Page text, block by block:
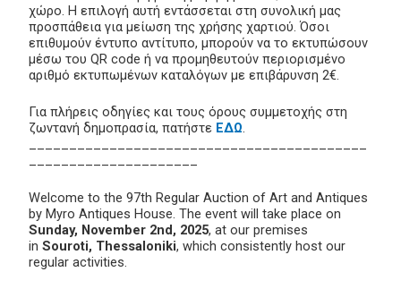
χώρο. Η επιλογή αυτή εντάσσεται στη συνολική μας
προσπάθεια για μείωση της χρήσης χαρτιού. Όσοι
επιθυμούν έντυπο αντίτυπο, μπορούν να το εκτυπώσουν
μέσω του QR code ή να προμηθευτούν περιορισμένο
αριθμό εκτυπωμένων καταλόγων με επιβάρυνση 2€.
Για πλήρεις οδηγίες και τους όρους συμμετοχής στη
ζωντανή δημοπρασία, πατήστε ΕΔΩ.
Welcome to the 97th Regular Auction of Art and Antiques
by Myro Antiques House. The event will take place on
Sunday, November 2nd, 2025, at our premises
in Souroti, Thessaloniki, which consistently host our
regular activities.